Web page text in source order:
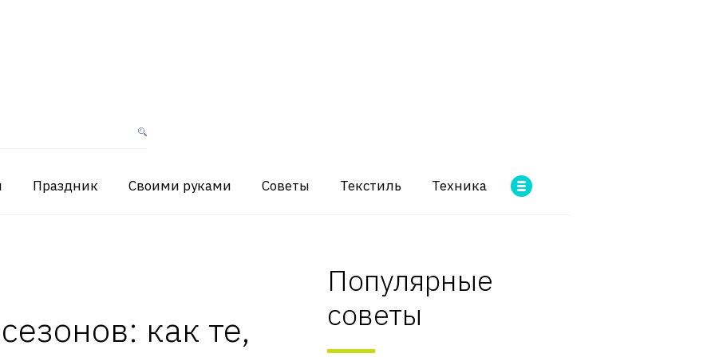
Праздник Своими руками Советы Текстиль Техника
как те,
Популярные
советы